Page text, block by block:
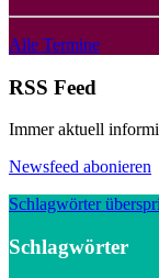
Alle Termine
RSS Feed
Immer aktuell
Newsfeed abonieren
Schlagwörter
Schlagwörter